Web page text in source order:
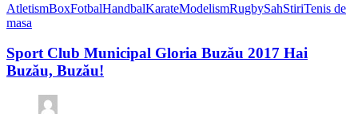
AtletismBoxFotbalHandbalKarateModelismRugbySahStiriTenis de
masa
Sport Club Municipal Gloria Buzău 2017 Hai
Buzău, Buzău!